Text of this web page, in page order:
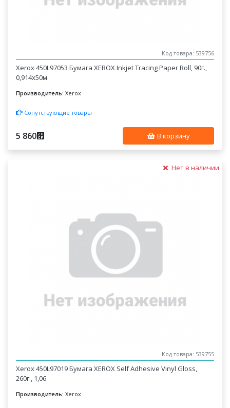
Код товара: 539756
Xerox 450L97053 Бумага XEROX Inkjet Tracing Paper Roll, 90г.,
0,914x50м
Производитель: Xerox
Сопутствующие товары
5 860⃏ В корзину
Нет в наличии
Код товара: 539755
Xerox 450L97019 Бумага XEROX Self Adhesive Vinyl Gloss,
260г., 1,06
Производитель: Xerox